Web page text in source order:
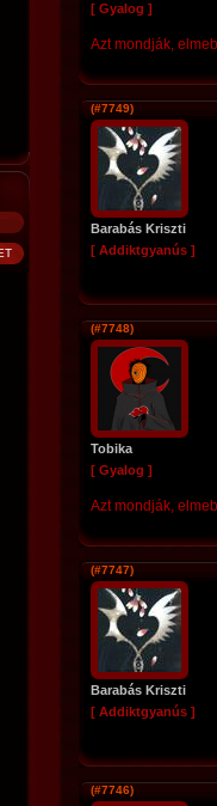
[ Gyalog ]
Azt mondják,
(#7749)
Barabás Kriszti
[ Addiktgyanús ]
(#7748)
Tobika
[ Gyalog ]
Azt mondják,
(#7747)
Barabás Kriszti
[ Addiktgyanús ]
(#7746)